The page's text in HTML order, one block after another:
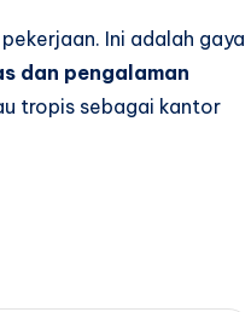
Ini adalah gaya
dan pengalaman
tropis sebagai kantor